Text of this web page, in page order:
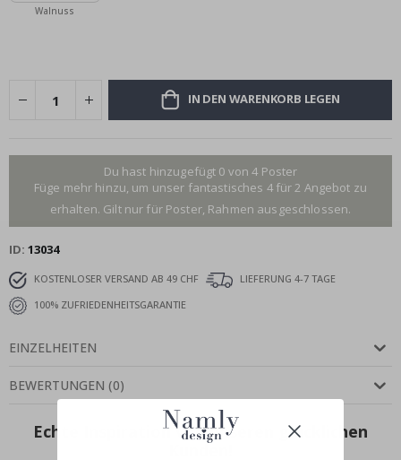
Walnuss
IN DEN WARENKORB LEGEN
Du hast hinzugefügt 0 von 4 Poster
Füge mehr hinzu, um unser fantastisches 4 für 2 Angebot zu
erhalten. Gilt nur für Poster, Rahmen ausgeschlossen.
ID 13034
KOSTENLOSER VERSAND AB 49 CHF
LIEFERUNG 4-7 TAGE
100% ZUFRIEDENHEITSGARANTIE
EINZELHEITEN
BEWERTUNGEN (0)
Echte Inspiration von unseren glücklichen
Kunden!